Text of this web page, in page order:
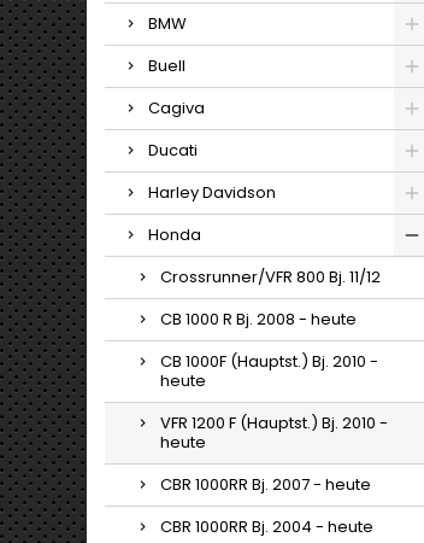
BMW
Buell
Cagiva
Ducati
Harley Davidson
Honda
Crossrunner/VFR 800 Bj. 11/12
CB 1000 R Bj. 2008 - heute
CB 1000F (Hauptst.) Bj. 2010 -
heute
VFR 1200 F (Hauptst.) Bj. 2010 -
heute
CBR 1000RR Bj. 2007 - heute
CBR 1000RR Bj. 2004 - heute